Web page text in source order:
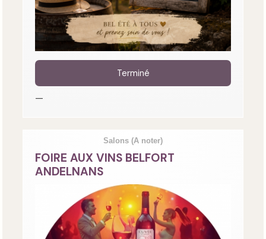
Terminé
—
Salons (A noter)
FOIRE AUX VINS BELFORT
ANDELNANS